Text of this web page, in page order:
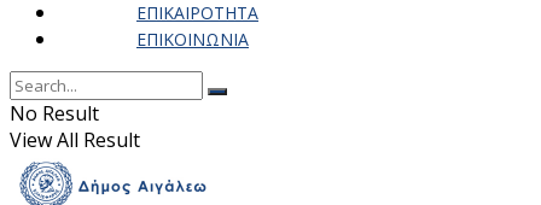
ΕΠΙΚΑΙΡΟΤΗΤΑ
ΕΠΙΚΟΙΝΩΝΙΑ
No Result
View All Result